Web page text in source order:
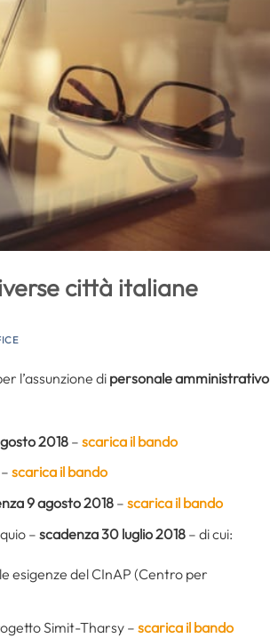
città italiane
l’assunzione di personale amministrativo
2018– scarica il bando
scarica il bando
9 agosto 2018– scarica il bando
–scadenza 30 luglio 2018– di cui:
esigenze del CInAP (Centro per
Simit-Tharsy – scarica il bando